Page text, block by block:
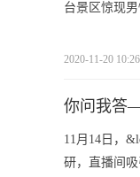
台景区惊现男
2020-11-20 10:26
你问我答
11月14日，
研，直播间吸